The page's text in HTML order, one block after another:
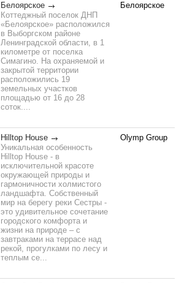
Белоярское
Коттеджный поселок ДНП
«Белоярское» расположился
в Выборгском районе
Ленинградской области, в 1
километре от поселка
Симагино. На охраняемой и
закрытой территории
расположились 19
земельных участков
площадью от 16 до 28
соток....
Белоярское
Hilltop House
Уникальная особенность
Hilltop House - в
исключительной красоте
окружающей природы и
гармоничности холмистого
ландшафта. Собственный
мир на берегу реки Сестры -
это удивительное сочетание
городского комфорта и
жизни на природе – с
завтраками на террасе над
рекой, прогулками по лесу и
теплым се...
Olymp Group